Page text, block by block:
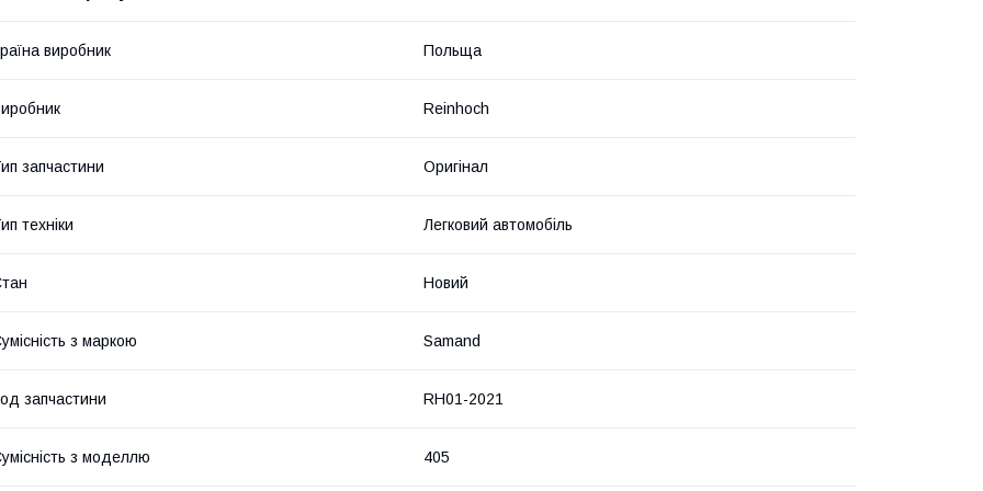
виробник Польща
Reinhoch
запчастини Оригінал
техніки Легковий автомобіль
Новий
з маркою Samand
запчастини RH01-2021
з моделлю 405